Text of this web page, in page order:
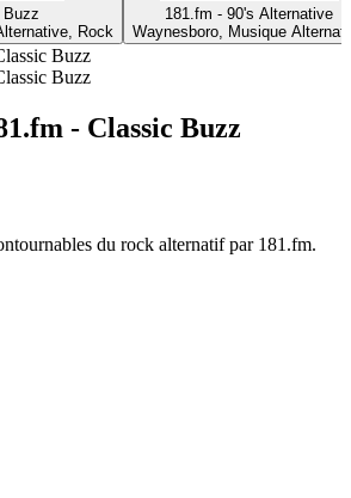
Buzz
Rock
181.fm - 90's Alternative
Waynesboro, Musique
Buzz
Buzz
- Classic Buzz
du rock alternatif par 181.fm.